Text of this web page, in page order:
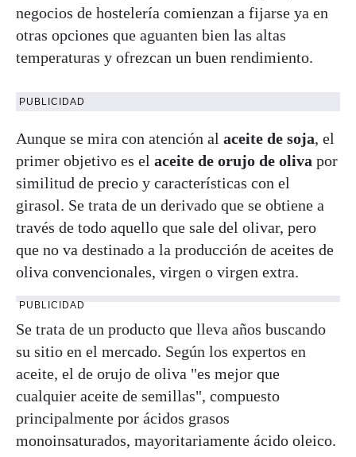
negocios de hostelería comienzan a fijarse ya en
otras opciones que aguanten bien las altas
temperaturas y ofrezcan un buen rendimiento.
PUBLICIDAD
Aunque se mira con atención al aceite de soja, el
primer objetivo es el aceite de orujo de oliva por
similitud de precio y características con el
girasol. Se trata de un derivado que se obtiene a
través de todo aquello que sale del olivar, pero
que no va destinado a la producción de aceites de
oliva convencionales, virgen o virgen extra.
PUBLICIDAD
Se trata de un producto que lleva años buscando
su sitio en el mercado. Según los expertos en
aceite, el de orujo de oliva "es mejor que
cualquier aceite de semillas", compuesto
principalmente por ácidos grasos
monoinsaturados, mayoritariamente ácido oleico.